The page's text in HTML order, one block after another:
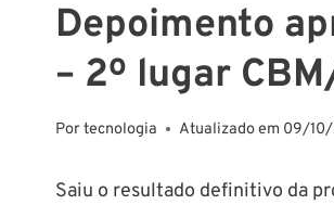
Depoimento
– 2º lugar
Portecnologia Atualizado em 09/10/
Saiu o resultado definitivo da